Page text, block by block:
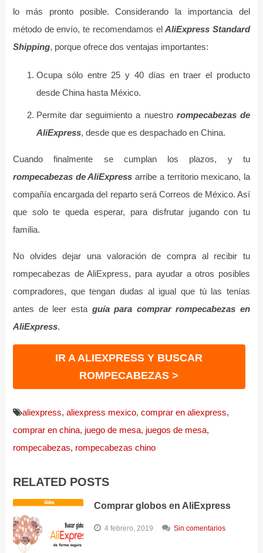
lo más pronto posible. Considerando la importancia del
método de envío, te recomendamos elAliExpress Standard
Shipping, porque ofrece dos ventajas importantes:
Ocupa sólo entre 25 y 40 días en traer el producto
desde China hasta México.
Permite dar seguimiento a nuestro rompecabezas de
AliExpress, desde que es despachado en China.
Cuando finalmente se cumplan los plazos, y tu
rompecabezas de AliExpress arribe a territorio mexicano, la
compañía encargada del reparto será Correos de México. Así
que solo te queda esperar, para disfrutar jugando con tu
familia.
No olvides dejar una valoración de compra al recibir tu
rompecabezas de AliExpress, para ayudar a otros posibles
compradores, que tengan dudas al igual que tú las tenías
antes de leer esta guía para comprar rompecabezas en
AliExpress.
IR A ALIEXPRESS Y BUSCAR
ROMPECABEZAS >
aliexpress, aliexpress mexico, comprar en aliexpress,
comprar en china, juego de mesa, juegos de mesa,
rompecabezas, rompecabezas chino
RELATED POSTS
Comprar globos en AliExpress
4 febrero, 2019 Sin comentarios